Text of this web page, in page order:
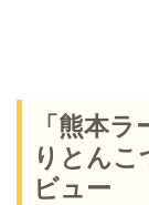
「熊本
りとんこ
ビュー